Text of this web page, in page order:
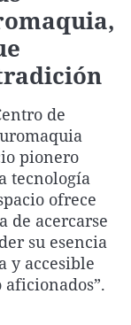
rosa de los vientos
viajera
el perro y el
de
Viuda
Rioja
Vasco
de
pionero
tecnología
ofrece
de acercarse
su esencia
y accesible
aficionados”.